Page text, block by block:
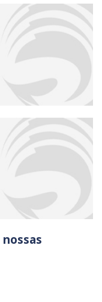
nossas